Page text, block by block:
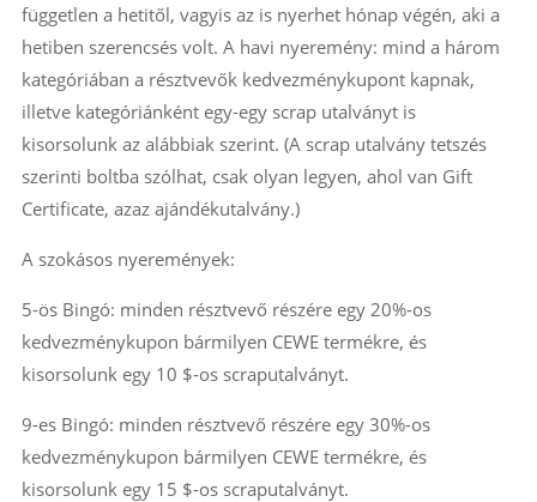
független a hetitől, vagyis az is nyerhet hónap végén, aki a
hetiben szerencsés volt. A havi nyeremény: mind a három
kategóriában a résztvevők kedvezménykupont kapnak,
illetve kategóriánként egy-egy scrap utalványt is
kisorsolunk az alábbiak szerint. (A scrap utalvány tetszés
szerinti boltba szólhat, csak olyan legyen, ahol van Gift
Certificate, azaz ajándékutalvány.)
A szokásos nyeremények:
5-ös Bingó: minden résztvevő részére egy 20%-os
kedvezménykupon bármilyen CEWE termékre, és
kisorsolunk egy 10 $-os scraputalványt.
9-es Bingó: minden résztvevő részére egy 30%-os
kedvezménykupon bármilyen CEWE termékre, és
kisorsolunk egy 15 $-os scraputalványt.